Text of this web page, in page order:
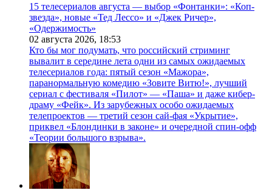
15 телесериалов августа — выбор «Фонтанки»: «Коп-
звезда», новые «Тед Лессо» и «Джек Ричер»,
«Одержимость»
02 августа 2026, 18:53
Кто бы мог подумать, что российский стриминг
вывалит в середине лета одни из самых ожидаемых
телесериалов года: пятый сезон «Мажора»,
паранормальную комедию «Зовите Витю!», лучший
сериал с фестиваля «Пилот» — «Паша» и даже кибер-
драму «Фейк». Из зарубежных особо ожидаемых
телепроектов — третий сезон сай-фая «Укрытие»,
приквел «Блондинки в законе» и очередной спин-офф
«Теории большого взрыва».